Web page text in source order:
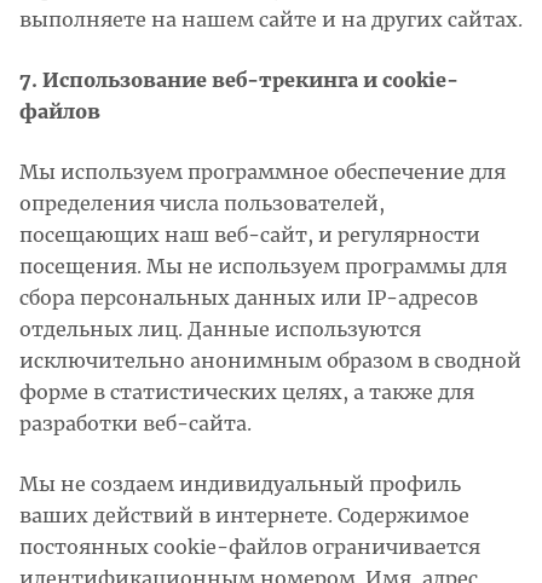
выполняете на нашем сайте и на других сайтах.
7. Использование веб-трекинга и cookie-
файлов
Мы используем программное обеспечение для
определения числа пользователей,
посещающих наш веб-сайт, и регулярности
посещения. Мы не используем программы для
сбора персональных данных или IP-адресов
отдельных лиц. Данные используются
исключительно анонимным образом в сводной
форме в статистических целях, а также для
разработки веб-сайта.
Мы не создаем индивидуальный профиль
ваших действий в интернете. Содержимое
постоянных cookie-файлов ограничивается
идентификационным номером. Имя, адрес